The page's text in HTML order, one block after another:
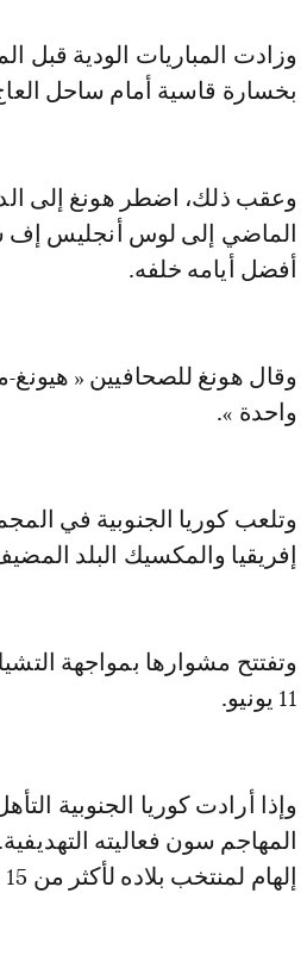
وزادت المباريات الودية قبل
بخسارة قاسية أمام ساحل العاج 0-4، ثم سقط أمام النمسا
وعقب ذلك، اضطر هونغ إلى
الماضي إلى لوس أنجليس إف
أفضل أيامه خلفه.
وقال هونغ للصحافيين «
واحدة ».
وتلعب كوريا الجنوبية في
إفريقيا والمكسيك البلد
وتفتتح مشوارها بمواجهة
11 يونيو.
وإذا أرادت كوريا الجنوبية
إلهام لمنتخب بلاده لأكثر من 15 عاما.